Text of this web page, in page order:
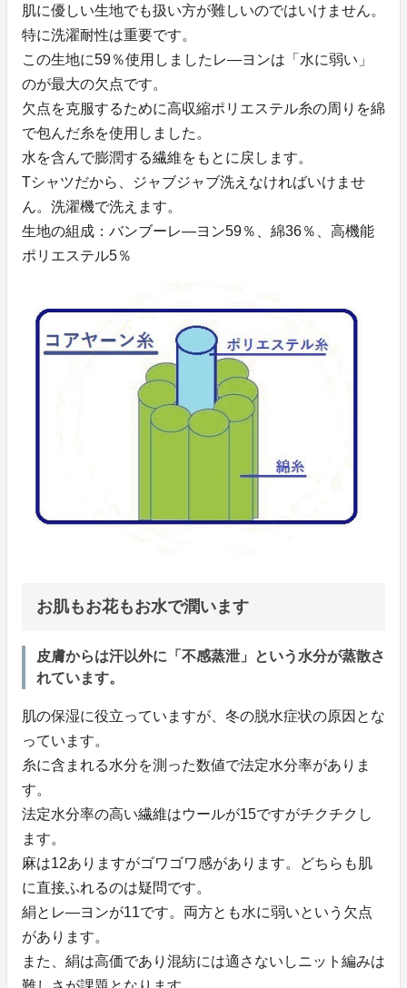
肌に優しい生地でも扱い方が難しいのではいけません。
特に洗濯耐性は重要です。
この生地に59％使用しましたレ―ヨンは「水に弱い」
のが最大の欠点です。
欠点を克服するために高収縮ポリエステル糸の周りを綿
で包んだ糸を使用しました。
水を含んで膨潤する繊維をもとに戻します。
Tシャツだから、ジャブジャブ洗えなければいけませ
ん。洗濯機で洗えます。
生地の組成：バンブーレ―ヨン59％、綿36％、高機能
ポリエステル5％
お肌もお花もお水で潤います
皮膚からは汗以外に「不感蒸泄」という水分が蒸散さ
れています。
肌の保湿に役立っていますが、冬の脱水症状の原因とな
っています。
糸に含まれる水分を測った数値で法定水分率がありま
す。
法定水分率の高い繊維はウールが15ですがチクチクし
ます。
麻は12ありますがゴワゴワ感があります。どちらも肌
に直接ふれるのは疑問です。
絹とレ―ヨンが11です。両方とも水に弱いという欠点
があります。
また、絹は高価であり混紡には適さないしニット編みは